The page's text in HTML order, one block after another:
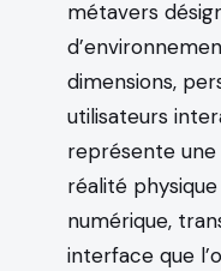
métavers
dimensions,
utilisateurs
représente
réalité
numérique,
interface que